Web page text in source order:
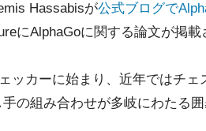
Hassabisが公式ブログで
にAlphaGoに関する論文が掲載
ッカーに始まり、近年ではチ
の組み合わせが多岐にわたる